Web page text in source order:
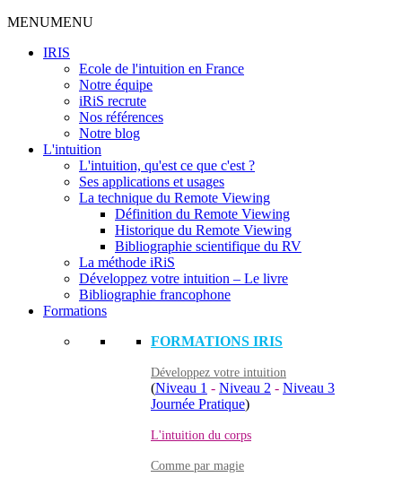
MENUMENU
IRIS
Ecole de l'intuition en France
Notre équipe
iRiS recrute
Nos références
Notre blog
L'intuition
L'intuition, qu'est ce que c'est ?
Ses applications et usages
La technique du Remote Viewing
Définition du Remote Viewing
Historique du Remote Viewing
Bibliographie scientifique du RV
La méthode iRiS
Développez votre intuition – Le livre
Bibliographie francophone
Formations
FORMATIONS IRIS
Développez votre intuition
(Niveau 1 - Niveau 2 - Niveau 3
Journée Pratique)
L'intuition du corps
Comme par magie